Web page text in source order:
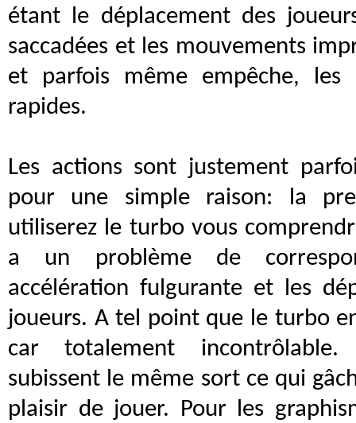
étant le déplacement des
saccadées et les mouvements
et parfois même empêche, les
rapides.
Les actions sont justement
pour une simple raison: la
utiliserez le turbo vous
a un problème de
accélération fulgurante et les
joueurs. A tel point que le turbo
car totalement incontrôlable.
subissent le même sort ce qui
plaisir de jouer. Pour les